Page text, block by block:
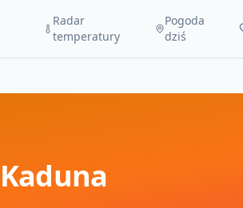
Radar
temperatury
Pogoda
dziś
Kaduna